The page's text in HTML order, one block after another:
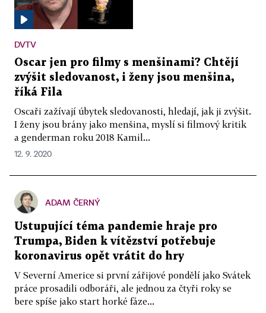
DVTV
Oscar jen pro filmy s menšinami? Chtějí
zvýšit sledovanost, i ženy jsou menšina,
říká Fila
Oscaři zažívají úbytek sledovanosti, hledají, jak ji zvýšit.
I ženy jsou brány jako menšina, myslí si filmový kritik
a genderman roku 2018 Kamil...
12. 9. 2020
ADAM ČERNÝ
Ustupující téma pandemie hraje pro
Trumpa, Biden k vítězství potřebuje
koronavirus opět vrátit do hry
V Severní Americe si první zářijové pondělí jako Svátek
práce prosadili odboráři, ale jednou za čtyři roky se
bere spíše jako start horké fáze...